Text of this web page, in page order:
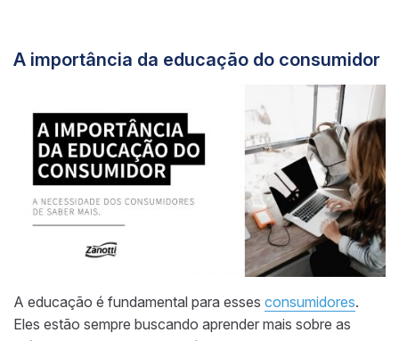
A importância da educação do consumidor
A educação é fundamental para esses consumidores.
Eles estão sempre buscando aprender mais sobre as